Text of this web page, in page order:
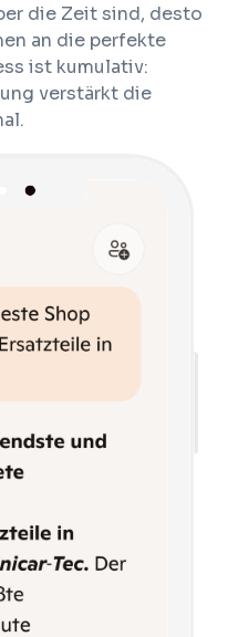
die Zeit sind, desto
an die perfekte
ist kumulativ:
verstärkt die